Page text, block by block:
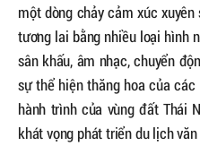
một dòng chảy cảm xúc
tương lai bằng nhiều loại hình
sân khấu, âm nhạc, chuyển
sự thể hiện thăng hoa của
hành trình của vùng đất Thái
khát vọng phát triển du lịch